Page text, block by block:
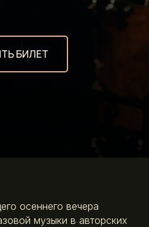
БИЛЕТ
осеннего вечера
музыки в авторских